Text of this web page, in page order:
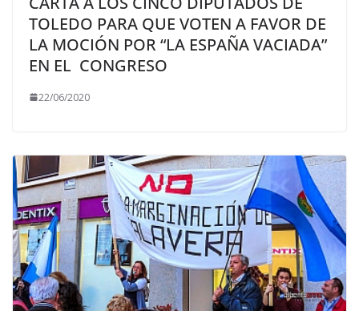
TOLEDO PARA QUE VOTEN A FAVOR DE
LA MOCIÓN POR “LA ESPAÑA VACIADA”
EN EL CONGRESO
22/06/2020